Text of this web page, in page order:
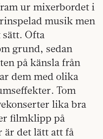
ur mixerbordet i
musik men
Ofta
grund, sedan
på känsla från
dem med olika
Tom
lika bra
filmklipp på
är det lätt att få